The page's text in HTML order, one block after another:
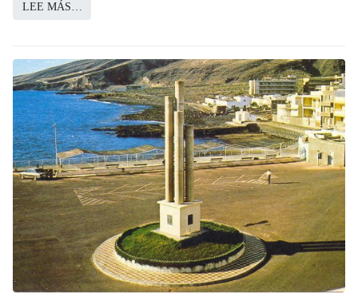
LEE MÁS…